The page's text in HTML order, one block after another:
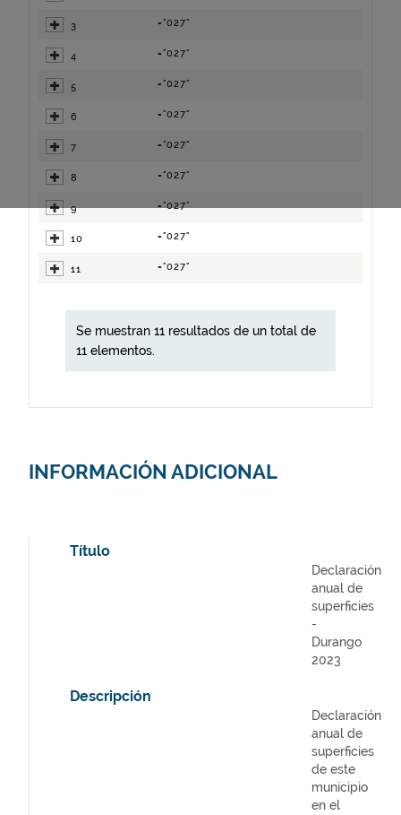
3 ="027"
4 ="027"
5 ="027"
6 ="027"
7 ="027"
8 ="027"
9 ="027"
10 ="027"
11 ="027"
Se muestran 11 resultados de un total de
11 elementos.
INFORMACIÓN ADICIONAL
Título
Declaración
anual de
superficies
-
Durango
2023
Descripción
Declaración
anual de
superficies
de este
municipio
en el